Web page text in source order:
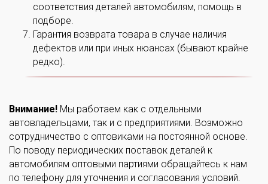
соответствия деталей автомобилям, помощь в
подборе.
Гарантия возврата товара в случае наличия
дефектов или при иных нюансах (бывают крайне
редко).
Внимание! Мы работаем как с отдельными
автовладельцами, так и с предприятиями. Возможно
сотрудничество с оптовиками на постоянной основе.
По поводу периодических поставок деталей к
автомобилям оптовыми партиями обращайтесь к нам
по телефону для уточнения и согласования условий.